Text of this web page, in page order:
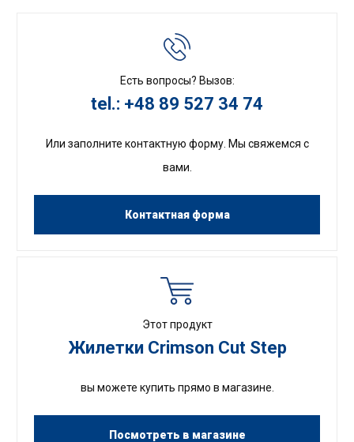
Есть вопросы? Вызов:
tel.: +48 89 527 34 74
Или заполните контактную форму. Мы свяжемся с
вами.
Контактная форма
Этот продукт
Жилетки Crimson Cut Step
вы можете купить прямо в магазине.
Посмотреть в магазине